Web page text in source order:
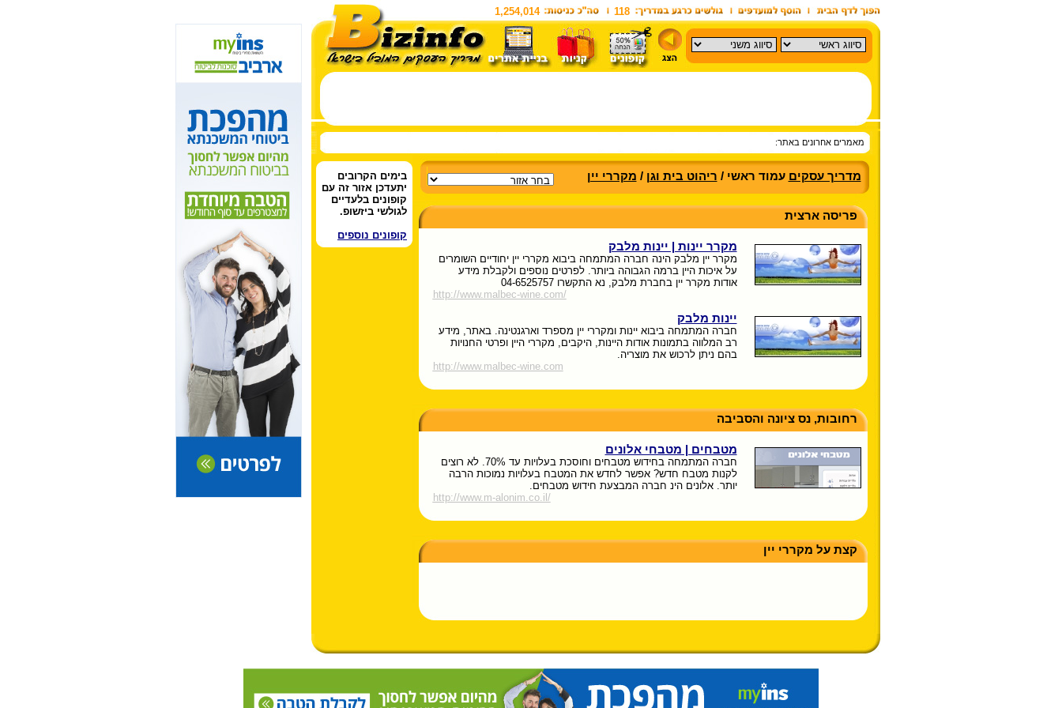
1,254,014 118
מאמרים אחרונים באתר:
בימים הקרובים
יתעדכן אזור זה עם
קופונים בלעדיים
לגולשי ביזשופ.
קופונים נוספים
מדריך עסקים עמוד ראשי / ריהוט בית וגן / מקררי יין
פריסה ארצית
מקרר יינות | יינות מלבק
מקרר יין מלבק הינה חברה המתמחה ביבוא מקררי יין יחודיים השומרים
על איכות היין ברמה הגבוהה ביותר. לפרטים נוספים ולקבלת מידע
אודות מקרר יין בחברת מלבק, נא התקשרו 04-6525757
http://www.malbec-wine.com/
יינות מלבק
חברה המתמחה ביבוא יינות ומקררי יין מספרד וארגנטינה. באתר, מידע
רב המלווה בתמונות אודות היינות, היקבים, מקררי היין ופרטי החנויות
בהם ניתן לרכוש את מוצריה.
http://www.malbec-wine.com
רחובות, נס ציונה והסביבה
מטבחים | מטבחי אלונים
חברה המתמחה בחידוש מטבחים וחוסכת בעלויות עד 70%. לא רוצים
לקנות מטבח חדש? אפשר לחדש את המטבח בעלויות נמוכות הרבה
יותר. אלונים הינ חברה המבצעת חידוש מטבחים.
http://www.m-alonim.co.il/
קצת על מקררי יין